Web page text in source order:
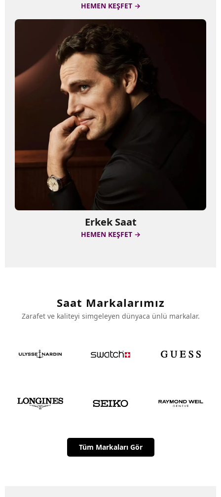
HEMEN KEŞFET →
Erkek Saat
HEMEN KEŞFET →
Saat Markalarımız
Zarafet ve kaliteyi simgeleyen dünyaca ünlü markalar.
Tüm Markaları Gör